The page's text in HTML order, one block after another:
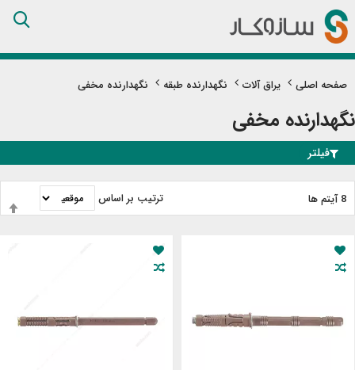
Skip
to
Content
صفحه اصلی یراق آلات نگهدارنده طبقه نگهدارنده مخفی
نگهدارنده مخفی
8آیتم ها ترتیب بر اساس
فیلتر